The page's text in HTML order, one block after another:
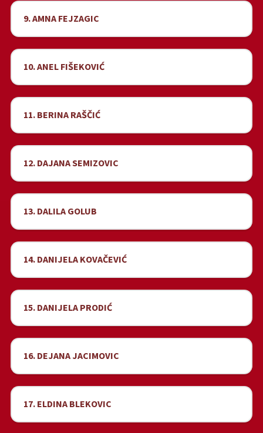
9. AMNA FEJZAGIC
10. ANEL FIŠEKOVIĆ
11. BERINA RAŠČIĆ
12. DAJANA SEMIZOVIC
13. DALILA GOLUB
14. DANIJELA KOVAČEVIĆ
15. DANIJELA PRODIĆ
16. DEJANA JACIMOVIC
17. ELDINA BLEKOVIC